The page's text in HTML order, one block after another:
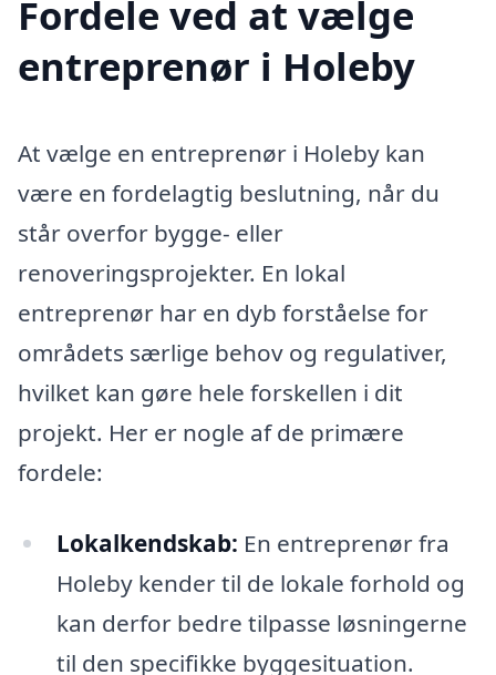
Fordele ved at vælge
entreprenør i Holeby
At vælge en entreprenør i Holeby kan
være en fordelagtig beslutning, når du
står overfor bygge- eller
renoveringsprojekter. En lokal
entreprenør har en dyb forståelse for
områdets særlige behov og regulativer,
hvilket kan gøre hele forskellen i dit
projekt. Her er nogle af de primære
fordele:
Lokalkendskab: En entreprenør fra
Holeby kender til de lokale forhold og
kan derfor bedre tilpasse løsningerne
til den specifikke byggesituation.